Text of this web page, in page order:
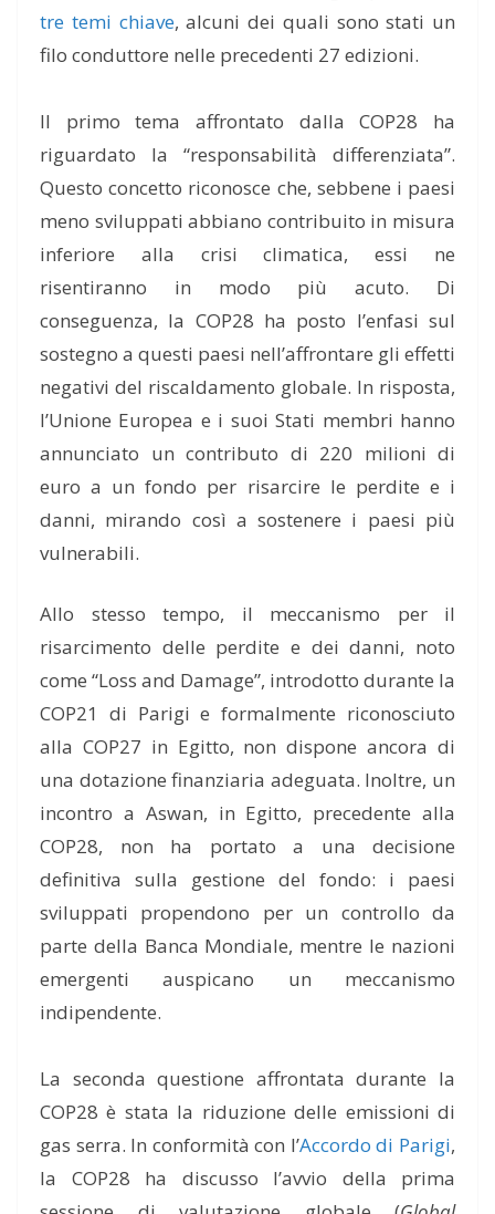
tre temi chiave, alcuni dei quali sono stati un
filo conduttore nelle precedenti 27 edizioni.
Il primo tema affrontato dalla COP28 ha
riguardato la “responsabilità differenziata”.
Questo concetto riconosce che, sebbene i paesi
meno sviluppati abbiano contribuito in misura
inferiore alla crisi climatica, essi ne
risentiranno in modo più acuto. Di
conseguenza, la COP28 ha posto l’enfasi sul
sostegno a questi paesi nell’affrontare gli effetti
negativi del riscaldamento globale. In risposta,
l’Unione Europea e i suoi Stati membri hanno
annunciato un contributo di 220 milioni di
euro a un fondo per risarcire le perdite e i
danni, mirando così a sostenere i paesi più
vulnerabili.
Allo stesso tempo, il meccanismo per il
risarcimento delle perdite e dei danni, noto
come “Loss and Damage”, introdotto durante la
COP21 di Parigi e formalmente riconosciuto
alla COP27 in Egitto, non dispone ancora di
una dotazione finanziaria adeguata. Inoltre, un
incontro a Aswan, in Egitto, precedente alla
COP28, non ha portato a una decisione
definitiva sulla gestione del fondo: i paesi
sviluppati propendono per un controllo da
parte della Banca Mondiale, mentre le nazioni
emergenti auspicano un meccanismo
indipendente.
La seconda questione affrontata durante la
COP28 è stata la riduzione delle emissioni di
gas serra. In conformità con l’Accordo di Parigi,
la COP28 ha discusso l’avvio della prima